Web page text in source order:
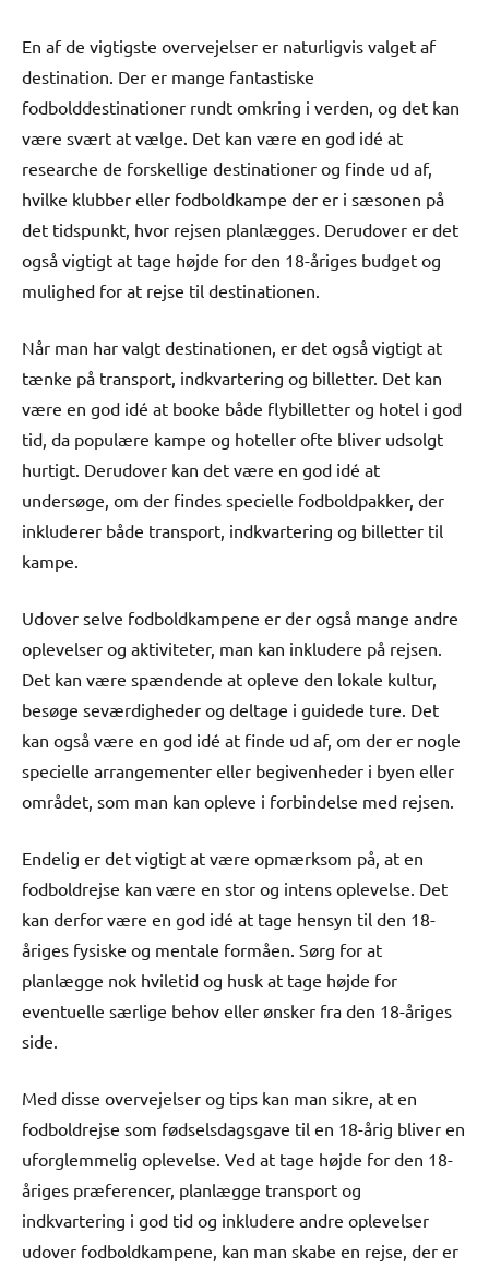
En af de vigtigste overvejelser er naturligvis valget af
destination. Der er mange fantastiske
fodbolddestinationer rundt omkring i verden, og det kan
være svært at vælge. Det kan være en god idé at
researche de forskellige destinationer og finde ud af,
hvilke klubber eller fodboldkampe der er i sæsonen på
det tidspunkt, hvor rejsen planlægges. Derudover er det
også vigtigt at tage højde for den 18-åriges budget og
mulighed for at rejse til destinationen.
Når man har valgt destinationen, er det også vigtigt at
tænke på transport, indkvartering og billetter. Det kan
være en god idé at booke både flybilletter og hotel i god
tid, da populære kampe og hoteller ofte bliver udsolgt
hurtigt. Derudover kan det være en god idé at
undersøge, om der findes specielle fodboldpakker, der
inkluderer både transport, indkvartering og billetter til
kampe.
Udover selve fodboldkampene er der også mange andre
oplevelser og aktiviteter, man kan inkludere på rejsen.
Det kan være spændende at opleve den lokale kultur,
besøge seværdigheder og deltage i guidede ture. Det
kan også være en god idé at finde ud af, om der er nogle
specielle arrangementer eller begivenheder i byen eller
området, som man kan opleve i forbindelse med rejsen.
Endelig er det vigtigt at være opmærksom på, at en
fodboldrejse kan være en stor og intens oplevelse. Det
kan derfor være en god idé at tage hensyn til den 18-
åriges fysiske og mentale formåen. Sørg for at
planlægge nok hviletid og husk at tage højde for
eventuelle særlige behov eller ønsker fra den 18-åriges
side.
Med disse overvejelser og tips kan man sikre, at en
fodboldrejse som fødselsdagsgave til en 18-årig bliver en
uforglemmelig oplevelse. Ved at tage højde for den 18-
åriges præferencer, planlægge transport og
indkvartering i god tid og inkludere andre oplevelser
udover fodboldkampene, kan man skabe en rejse, der er